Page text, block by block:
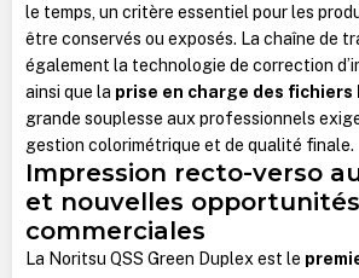
le temps, un critère essentiel pour les
être conservés ou exposés. La chaîne de
également la technologie de correction
ainsi que la prise en charge des fichiers
grande souplesse aux professionnels
gestion colorimétrique et de qualité finale.
Impression recto-verso
et nouvelles opportunités
commerciales
La Noritsu QSS Green Duplex est le